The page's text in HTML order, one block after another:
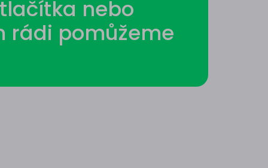
nebo
rádi pomůžeme